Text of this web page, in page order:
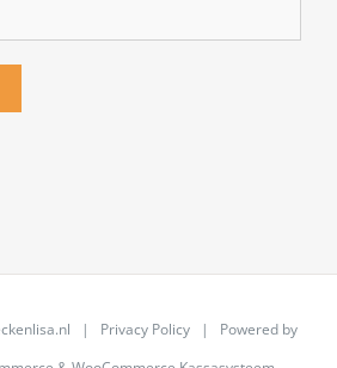
| Privacy Policy | Powered by